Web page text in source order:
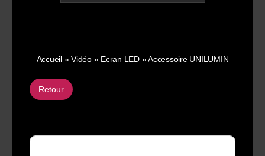
Accueil»Vidéo» Ecran LED»Accessoire UNILUMIN
Retour